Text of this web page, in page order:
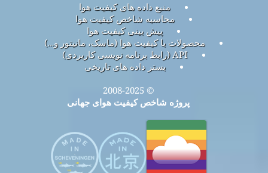
منبع داده های کیفیت هوا
محاسبه شاخص کیفیت هوا
پیش بینی کیفیت هوا
محصولات با کیفیت هوا (ماسک، مانیتور و…)
API (رابط برنامه نویسی کاربردی)
بستر داده های تاریخی
© 2008-2025
پروژه شاخص کیفیت هوای جهانی